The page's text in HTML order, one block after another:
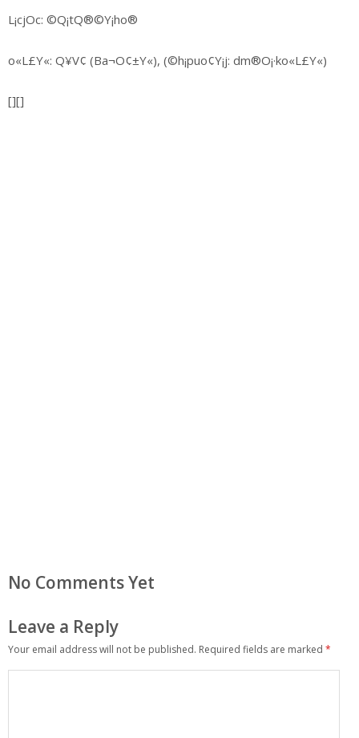
L¡cjOc: ©Q¡tQ®©Y¡ho®
o«L£Y«: Q¥V¢ (Ba¬O¢±Y«), (©h¡puo¢Y¡j: dm®O¡·ko«L£Y«)
[][]
No Comments Yet
Leave a Reply
Your email address will not be published. Required fields are marked *